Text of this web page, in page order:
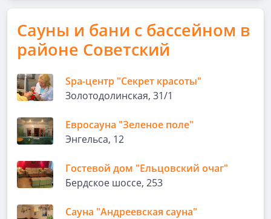
Сауны и бани с бассейном в
районе Советский
Spa-центр "Секрет красоты"
Золотодолинская, 31/1
Евросауна "Зеленое поле"
Энгельса, 12
Гостевой дом "Ельцовский очаг"
Бердское шоссе, 253
Сауна "Андреевская сауна"